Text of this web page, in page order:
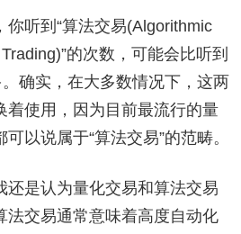
听到“算法交易(Algorithmic
的次数，可能会比听到
确实，在大多数情况下，这两
着使用，因为目前最流行的量
以说属于“算法交易”的范畴。
是认为量化交易和算法交易
法交易通常意味着高度自动化